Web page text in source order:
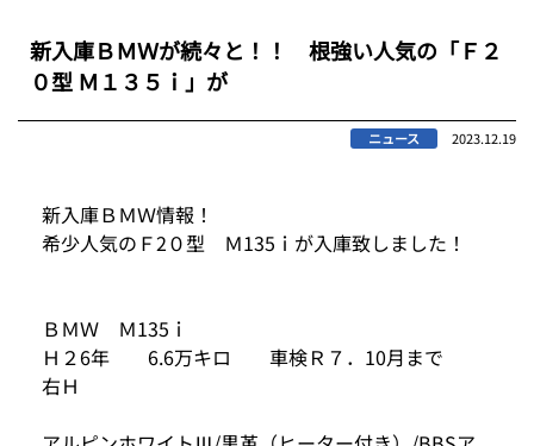
新入庫ＢＭＷが続々と！！ 根強い人気の「Ｆ２
０型 Ｍ１３５ｉ」が
ニュース 2023.12.19
新入庫ＢＭＷ情報！
希少人気のＦ2０型 Ｍ135ｉが入庫致しました！
ＢＭＷ Ｍ135ｉ
Ｈ２6年 6.6万キロ 車検Ｒ７．10月まで
右Ｈ